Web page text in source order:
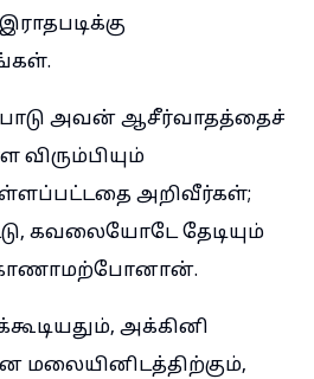
அவன் ஆசீர்வாதத்தைச்
விரும்பியும்
அறிவீர்கள்;
கவலையோடே தேடியும்
அக்கினி
மலையினிடத்திற்கும்,